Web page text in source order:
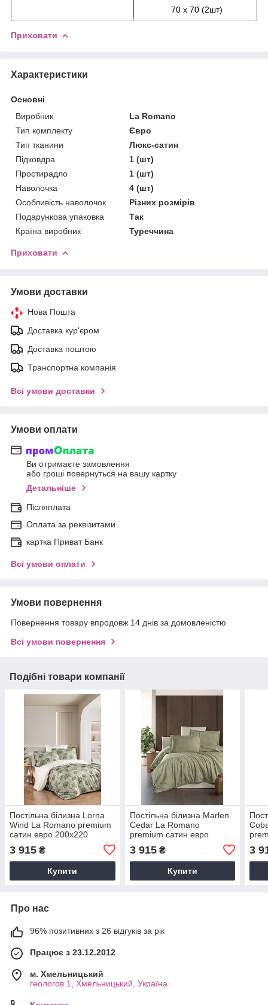
70 х 70 (2шт)
Приховати
Характеристики
Основні
Виробник
La Romano
Тип комплекту
Євро
Тип тканини
Люкс-сатин
Підковдра
1 (шт)
Простирадло
1 (шт)
Наволочка
4 (шт)
Особливість наволочок
Різних розмірів
Подарункова упаковка
Так
Країна виробник
Туреччина
Приховати
Умови доставки
Нова Пошта
Доставка кур'єром
Доставка поштою
Транспортна компанія
Всі умови доставки
Умови оплати
Ви отримаєте замовлення
або гроші повернуться на вашу картку
Детальніше
Післяплата
Оплата за реквізитами
картка Приват Банк
Всі умови оплати
Умови повернення
Повернення товару впродовж 14 днів за домовленістю
Всі умови повернення
Подібні товари компанії
Постільна білизна Lorna
Wind La Romano premium
сатин евро 200х220
3 915 ₴
Купити
Постільна білизна Marlen
Cedar La Romano
premium сатин евро
3 915₴
Купити
3
Про нас
96% позитивних з 26 відгуків за рік
Працює з 23.12.2012
м. Хмельницький
геологов 1, Хмельницький, Україна